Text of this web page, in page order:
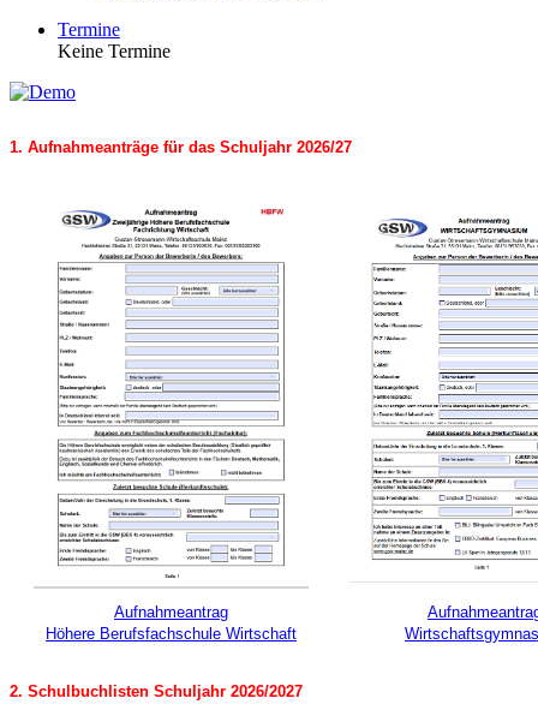
Termine
Keine Termine
1. Aufnahmeanträge für das Schuljahr 2026/27
Aufnahmeantrag
Höhere Berufsfachschule Wirtschaft
2. Schulbuchlisten Schuljahr 2026/2027